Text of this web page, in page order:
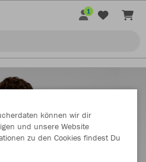
1
können wir dir
und unsere Website
zu den Cookies findest Du